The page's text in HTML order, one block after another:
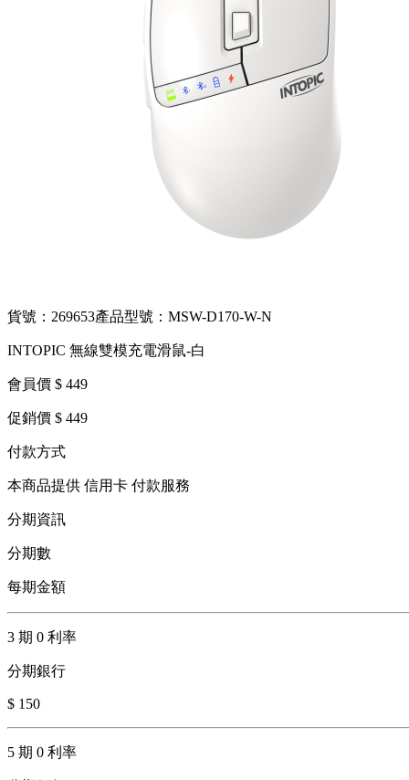
貨號：269653產品型號：MSW-D170-W-N
INTOPIC 無線雙模充電滑鼠-白
會員價 $ 449
促銷價 $ 449
付款方式
本商品提供 信用卡 付款服務
分期資訊
分期數
每期金額
3 期 0 利率
分期銀行
$ 150
5 期 0 利率